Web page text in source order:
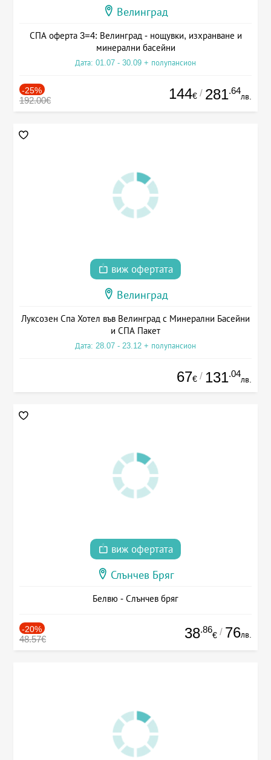
Велинград
СПА оферта 3=4: Велинград - нощувки, изхранване и
минерални басейни
Дата: 01.07 - 30.09 + полупансион
-25%
192.00€ 144€ / 281.64
лв.
виж офертата
Велинград
Луксозен Спа Хотел във Велинград с Минерални Басейни
и СПА Пакет
Дата: 28.07 - 23.12 + полупансион
67€ / 131.04
лв.
виж офертата
Слънчев Бряг
Белвю - Слънчев бряг
-20%
48.57€ 38.86
€ / 76лв.